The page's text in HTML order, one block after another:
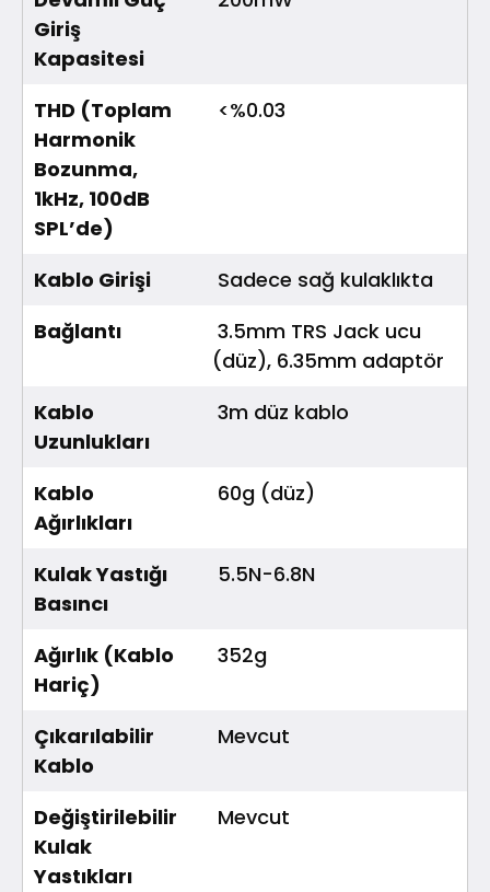
Giriş
Kapasitesi
THD (Toplam
Harmonik
Bozunma,
1kHz, 100dB
SPL’de)
<%0.03
Kablo Girişi
Sadece sağ kulaklıkta
Bağlantı
3.5mm TRS Jack ucu
(düz), 6.35mm adaptör
Kablo
Uzunlukları
3m düz kablo
Kablo
Ağırlıkları
60g (düz)
Kulak Yastığı
Basıncı
5.5N-6.8N
Ağırlık (Kablo
Hariç)
352g
Çıkarılabilir
Kablo
Mevcut
Değiştirilebilir
Kulak
Yastıkları
Mevcut